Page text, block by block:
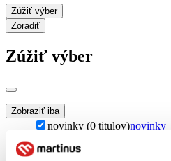
Zúžiť výber
Zoradiť
Zúžiť výber
Zobraziť iba
novinky (0 titulov)novinky